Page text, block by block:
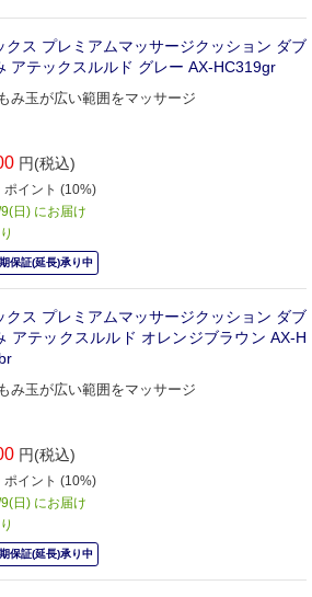
クス プレミアムマッサージクッション ダブ
アテックスルルド グレー AX-HC319gr
み玉が広い範囲をマッサージ
円(税込)
ポイント (10%)
日) にお届け
保証(延長)承り中
クス プレミアムマッサージクッション ダブ
アテックスルルド オレンジブラウン AX-H
み玉が広い範囲をマッサージ
円(税込)
ポイント (10%)
日) にお届け
保証(延長)承り中